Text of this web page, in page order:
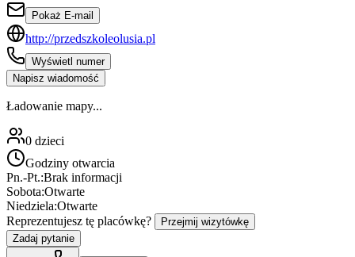
Pokaż E-mail
http://przedszkoleolusia.pl
Wyświetl numer
Napisz wiadomość
Ładowanie mapy...
0 dzieci
Godziny otwarcia
Pn.-Pt.:Brak informacji
Sobota:Otwarte
Niedziela:Otwarte
Reprezentujesz tę placówkę?
Przejmij wizytówkę
Zadaj pytanie